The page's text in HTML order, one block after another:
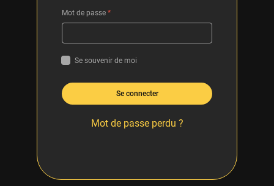
Mot de passe *
Se souvenir de moi
Se connecter
Mot de passe perdu ?